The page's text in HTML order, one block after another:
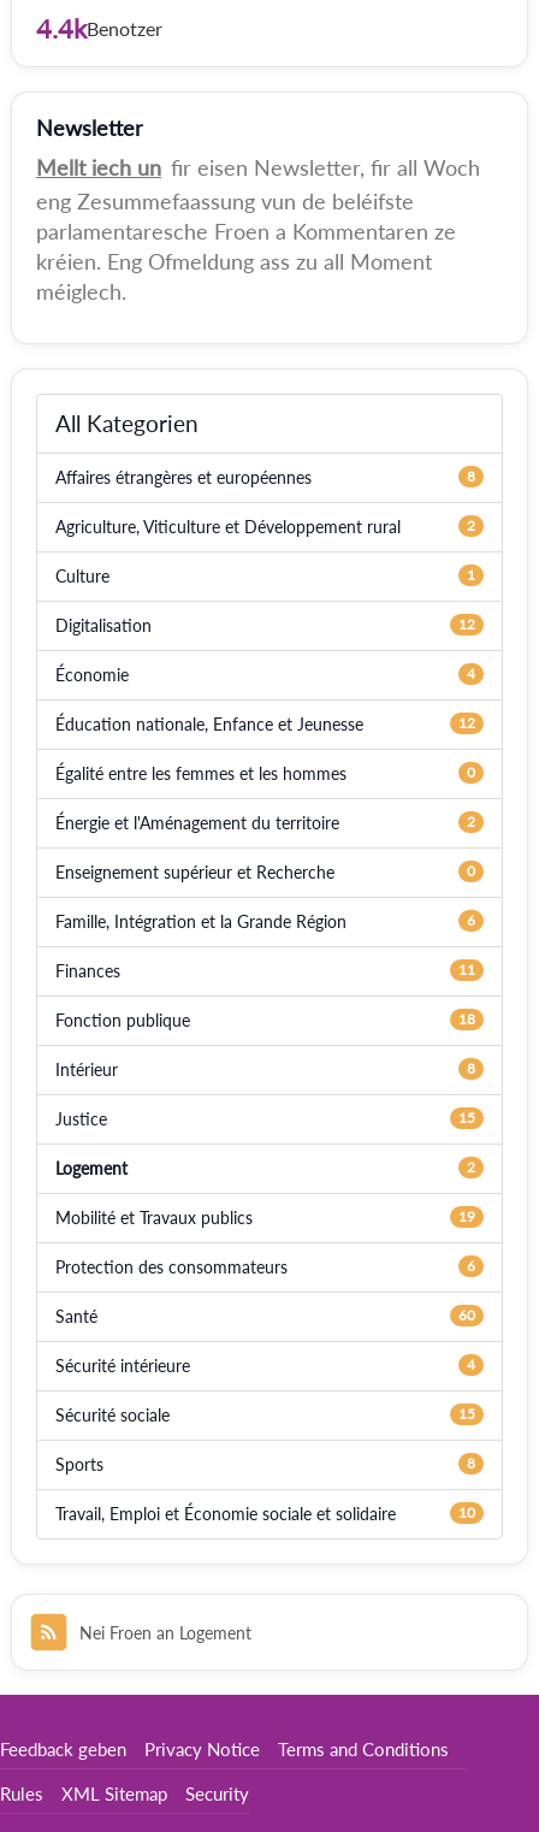
4.4kBenotzer
Newsletter
Mellt iech un fir eisen Newsletter, fir all Woch
eng Zesummefaassung vun de beléifste
parlamentaresche Froen a Kommentaren ze
kréien. Eng Ofmeldung ass zu all Moment
méiglech.
All Kategorien
Affaires étrangères et européennes 8
Agriculture, Viticulture et Développement rural 2
Culture 1
Digitalisation 12
Économie 4
Éducation nationale, Enfance et Jeunesse 12
Égalité entre les femmes et les hommes 0
Énergie et l'Aménagement du territoire 2
Enseignement supérieur et Recherche 0
Famille, Intégration et la Grande Région 6
Finances 11
Fonction publique 18
Intérieur 8
Justice 15
Logement 2
Mobilité et Travaux publics 19
Protection des consommateurs 6
Santé 60
Sécurité intérieure 4
Sécurité sociale 15
Sports 8
Travail, Emploi et Économie sociale et solidaire 10
Nei Froen an Logement
Feedback geben Privacy Notice Terms and Conditions
Rules XML Sitemap Security